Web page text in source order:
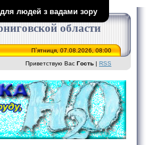
людей з вадами зору
области
П`ятниця, 07.08.2026, 08:00
Приветствую Вас Гость | RSS